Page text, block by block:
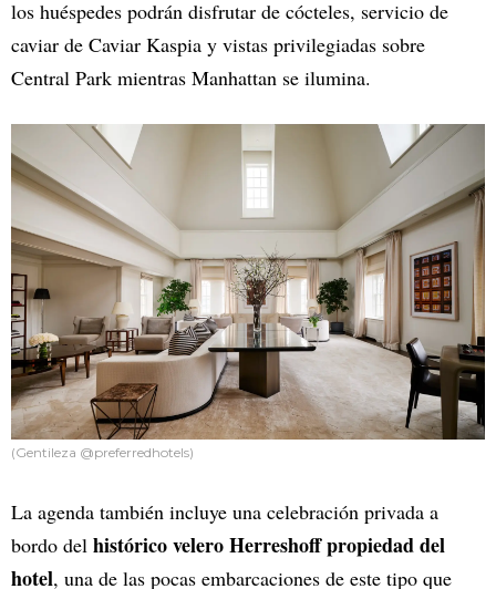
los huéspedes podrán disfrutar de cócteles, servicio de
caviar de Caviar Kaspia y vistas privilegiadas sobre
Central Park mientras Manhattan se ilumina.
(Gentileza @preferredhotels)
La agenda también incluye una celebración privada a
bordo del histórico velero Herreshoff propiedad del
hotel, una de las pocas embarcaciones de este tipo que